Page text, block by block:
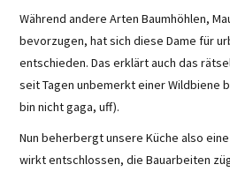
Während andere Arten Baumhöhlen,
bevorzugen, hat sich diese Dame für
entschieden. Das erklärt auch das
seit Tagen unbemerkt einer Wildbiene
bin nicht gaga, uff).
Nun beherbergt unsere Küche also
wirkt entschlossen, die Bauarbeiten